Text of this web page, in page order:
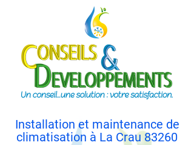
Installation et maintenance de
climatisation à La Crau 83260